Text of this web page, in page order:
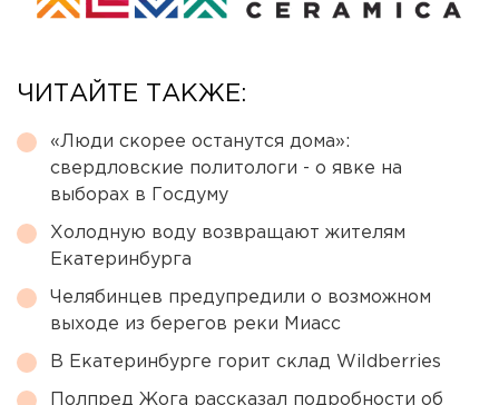
ЧИТАЙТЕ ТАКЖЕ:
«Люди скорее останутся дома»:
свердловские политологи - о явке на
выборах в Госдуму
Холодную воду возвращают жителям
Екатеринбурга
Челябинцев предупредили о возможном
выходе из берегов реки Миасс
В Екатеринбурге горит склад Wildberries
Полпред Жога рассказал подробности об